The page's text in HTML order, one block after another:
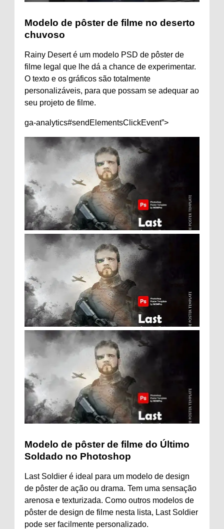
Modelo de pôster de filme no deserto
chuvoso
Rainy Desert é um modelo PSD de pôster de
filme legal que lhe dá a chance de experimentar.
O texto e os gráficos são totalmente
personalizáveis, para que possam se adequar ao
seu projeto de filme.
ga-analytics#sendElementsClickEvent”>
Modelo de pôster de filme do Último
Soldado no Photoshop
Last Soldier é ideal para um modelo de design
de pôster de ação ou drama. Tem uma sensação
arenosa e texturizada. Como outros modelos de
pôster de design de filme nesta lista, Last Soldier
pode ser facilmente personalizado.